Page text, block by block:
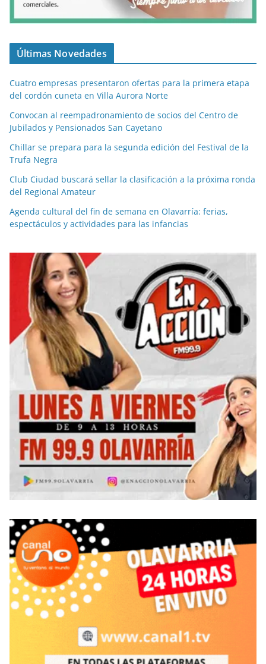
Últimas Novedades
Cuatro empresas presentaron ofertas para la primera etapa
del cordón cuneta en Villa Aurora Norte
Convocan al reempadronamiento de socios del Centro de
Jubilados y Pensionados San Cayetano
Chillar se prepara para la segunda edición del Festival de la
Trufa Negra
Club Ciudad buscará sellar la clasificación a la próxima ronda
del Regional Amateur
Agenda cultural del fin de semana en Olavarría: ferias,
espectáculos y actividades para las infancias